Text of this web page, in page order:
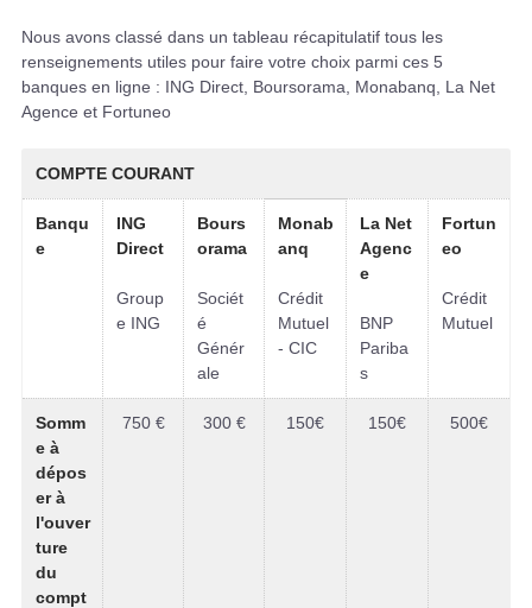
Nous avons classé dans un tableau récapitulatif tous les
renseignements utiles pour faire votre choix parmi ces 5
banques en ligne : ING Direct, Boursorama, Monabanq, La Net
Agence et Fortuneo
COMPTE COURANT
Banqu
e
ING
Direct
Group
e ING
Bours
orama
Sociét
é
Génér
ale
Monab
anq
Crédit
Mutuel
- CIC
La Net
Agenc
e
BNP
Pariba
s
Fortun
eo
Crédit
Mutuel
Somm
e à
dépos
er à
l'ouver
ture
du
compt
750 € 300 € 150€ 150€ 500€